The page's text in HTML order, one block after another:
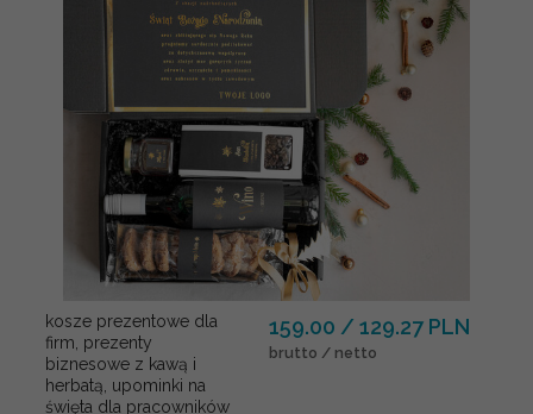
kosze prezentowe dla
firm, prezenty
biznesowe z kawą i
herbatą, upominki na
święta dla pracowników
159.00 / 129.27 PLN
brutto / netto